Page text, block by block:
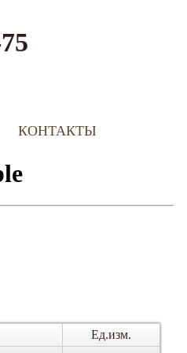
КОНТАКТЫ
Ед.изм.